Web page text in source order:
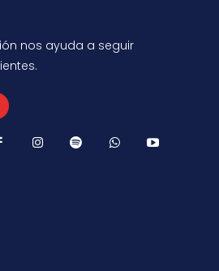
nos ayuda a seguir